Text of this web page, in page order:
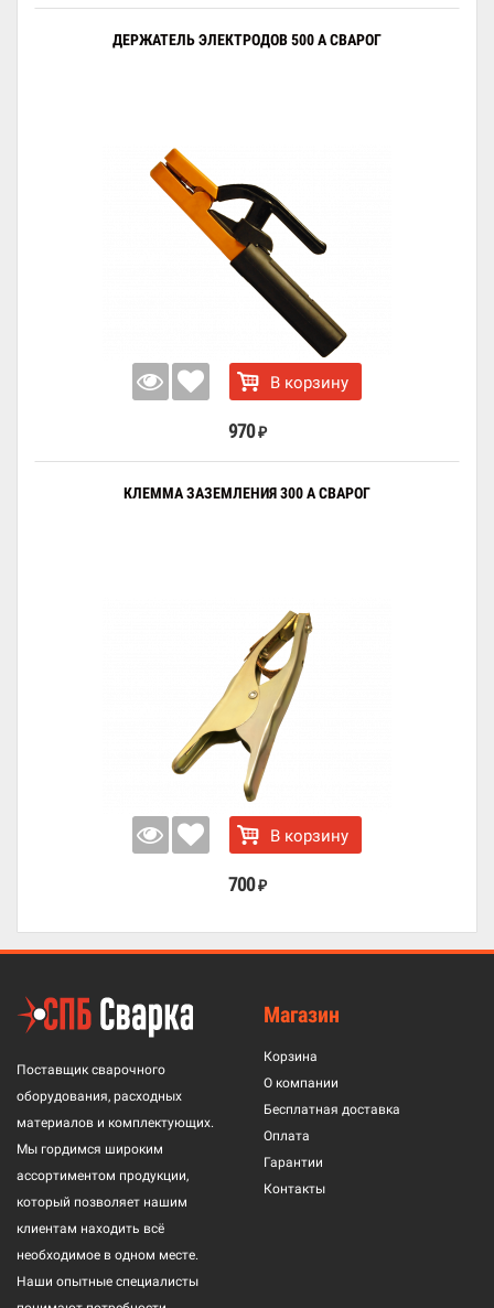
ДЕРЖАТЕЛЬ ЭЛЕКТРОДОВ 500 А СВАРОГ
В корзину
970 ₽
КЛЕММА ЗАЗЕМЛЕНИЯ 300 А СВАРОГ
В корзину
700 ₽
Поставщик сварочного
оборудования, расходных
материалов и комплектующих.
Мы гордимся широким
ассортиментом продукции,
который позволяет нашим
клиентам находить всё
необходимое в одном месте.
Наши опытные специалисты
Магазин
Корзина
О компании
Бесплатная доставка
Оплата
Гарантии
Контакты